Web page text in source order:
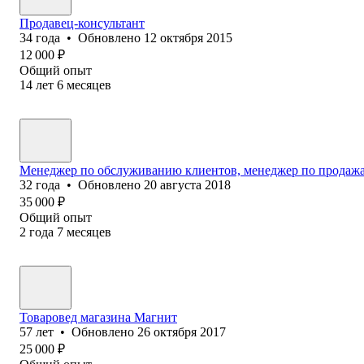
Продавец-консультант
34 года • Обновлено 12 октября 2015
12 000 ₽
Общий опыт
14 лет 6 месяцев
Менеджер по обслуживанию клиентов, менеджер по
32 года • Обновлено 20 августа 2018
35 000 ₽
Общий опыт
2 года 7 месяцев
Товаровед ма‎газина Магнит
57 лет • Обновлено 26 октября 2017
25 000 ₽